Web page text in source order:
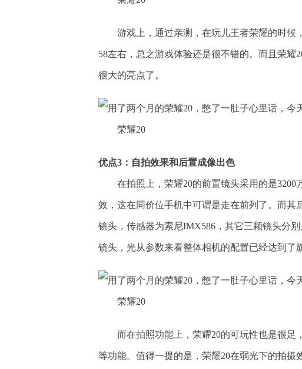
游戏上，通过亲测，在玩儿王者荣耀的时候
58左右，总之游戏体验还是很不错的。而且荣
很大的亮点了。
荣耀20
优点3：自拍效果和后置成像出色
在拍照上，荣耀20的前置镜头采用的是
效，这在同价位手机中可谓是走在前列了。而其
镜头，传感器为索尼IMX586，其它三颗镜头分
镜头，光从参数来看整体相机的配置已经达到了
荣耀20
而在拍照功能上，荣耀20的可玩性也是很足
等功能。值得一提的是，荣耀20在弱光下的拍